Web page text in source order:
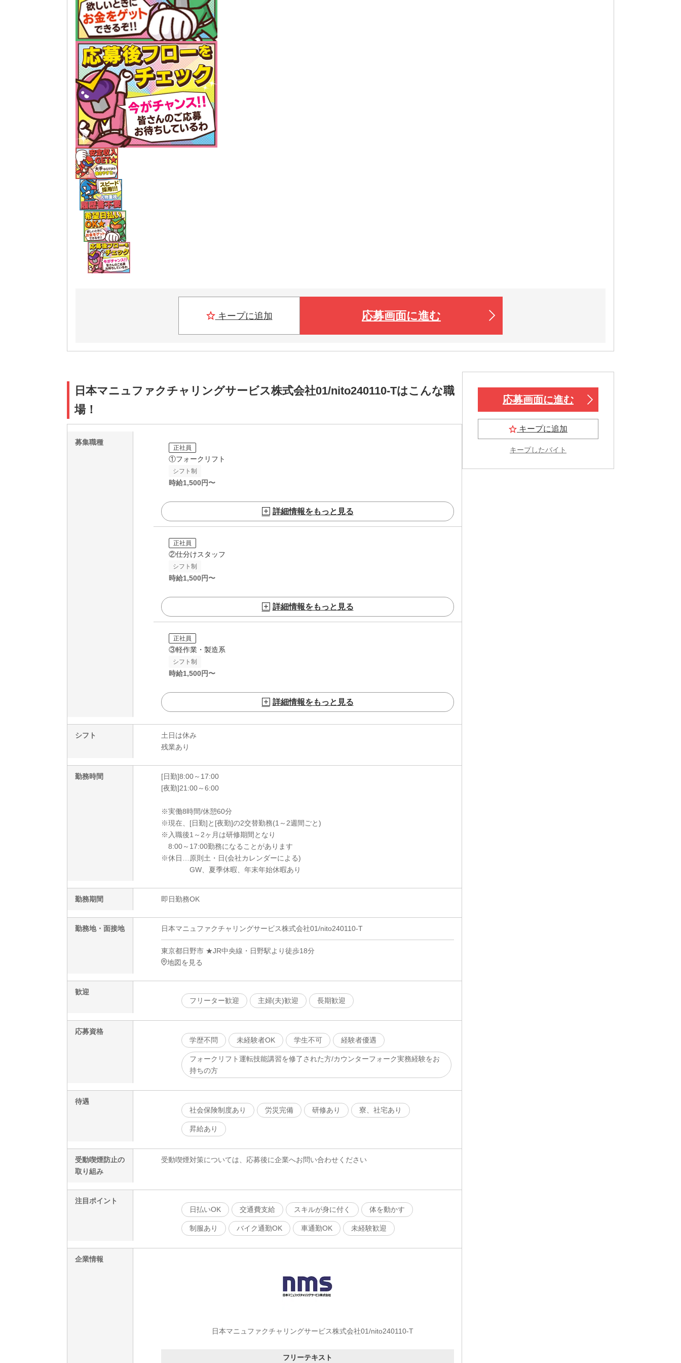
キープに追加 応募画面に進む
日本マニュファクチャリングサービス株式会社01/nito240110-Tはこんな職
場！
募集職種
正社員
①フォークリフト
シフト制
時給1,500円〜
詳細情報をもっと見る
正社員
②仕分けスタッフ
シフト制
時給1,500円〜
詳細情報をもっと見る
正社員
③軽作業・製造系
シフト制
時給1,500円〜
詳細情報をもっと見る
シフト
土日は休み
残業あり
勤務時間
[日勤]8:00～17:00
[夜勤]21:00～6:00
※実働8時間/休憩60分
※現在、[日勤]と[夜勤]の2交替勤務(1～2週間ごと)
※入職後1～2ヶ月は研修期間となり
8:00～17:00勤務になることがあります
※休日…原則土・日(会社カレンダーによる)
GW、夏季休暇、年末年始休暇あり
勤務期間 即日勤務OK
勤務地・面接地 日本マニュファクチャリングサービス株式会社01/nito240110-T
東京都日野市 ★JR中央線・日野駅より徒歩18分
地図を見る
歓迎
フリーター歓迎
主婦(夫)歓迎 長期歓迎
応募資格
学歴不問
未経験者OK 学生不可 経験者優遇
フォークリフト運転技能講習を修了された方/カウンターフォーク実務経験をお
持ちの方
待遇
社会保険制度あり
労災完備 研修あり 寮、社宅あり
昇給あり
受動喫煙防止の
取り組み
受動喫煙対策については、応募後に企業へお問い合わせください
注目ポイント
日払いOK
交通費支給 スキルが身に付く 体を動かす
制服あり バイク通勤OK 車通勤OK 未経験歓迎
企業情報
日本マニュファクチャリングサービス株式会社01/nito240110-T
フリーテキスト
応募画面に進む
キープに追加
キープしたバイト